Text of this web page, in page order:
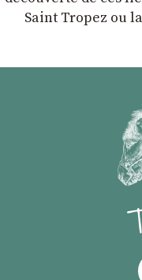
Saint Tropez ou